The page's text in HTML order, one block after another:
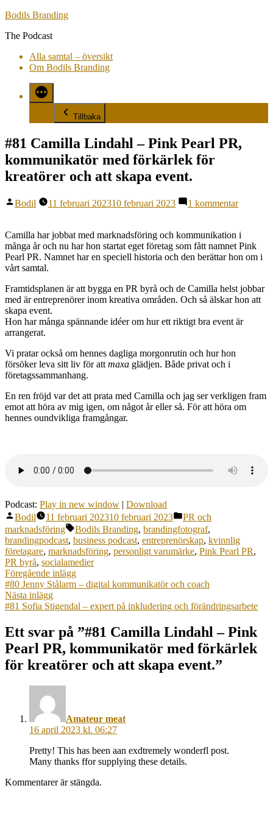
Hoppa
innehåll
Bodils Branding
The Podcast
Alla samtal – översikt
Om Bodils Branding
Tillbaka
#81 Camilla Lindahl – Pink Pearl PR,
kommunikatör med förkärlek för
kreatörer och att skapa event.
Publicerat
Bodil 11 februari 202310 februari 2023 1 kommentartill
Lindahl
–
Pink
med
för
Camilla har jobbat med marknadsföring och kommunikation i
många år och nu har hon startat eget företag som fått namnet Pink
Pearl PR. Namnet har en speciell historia och den berättar hon om i
vårt samtal.
Framtidsplanen är att bygga en PR byrå och de Camilla helst jobbar
med är entreprenörer inom kreativa områden. Och så älskar hon att
skapa event.
Hon har många spännande idéer om hur ett riktigt bra event är
arrangerat.
Vi pratar också om hennes dagliga morgonrutin och hur hon
försöker leva sitt liv för att maxa glädjen. Både privat och i
företagssammanhang.
En ren fröjd var det att prata med Camilla och jag ser verkligen fram
emot att höra av mig igen, om något år eller så. För att höra om
hennes oundvikliga framgångar.
Podcast: Play in new window | Download
Publicerat
av
Bodil 11 februari 202310 februari 2023
Publicerat
i
PR och
marknadsföring
Etiketter:
Bodils Branding, brandingfotograf,
brandingpodcast, business podcast, entreprenörskap, kvinnlig
företagare, marknadsföring, personligt varumärke, Pink Pearl PR,
PR byrå, socialamedier
Inläggsnavigering
Föregående inläggFöregående
inlägg:
#80 Jenny Stålarm – digital kommunikatör och coach
Nästa inläggNästa
inlägg:
#81 Sofia Stigendal – expert på inkludering och förändringsarbete
Ett svar på ”#81 Camilla Lindahl – Pink
Pearl PR, kommunikatör med förkärlek
för kreatörer och att skapa event.”
Amateur meat
16 april 2023 kl. 06:27
Pretty! This has been aan exdtremely wonderfl post.
Many thanks ffor supplying these details.
Kommentarer är stängda.